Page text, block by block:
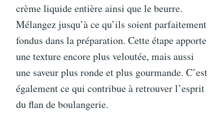
crème liquide entière ainsi que le beurre.
Mélangez jusqu’à ce qu’ils soient parfaitement
fondus dans la préparation. Cette étape apporte
une texture encore plus veloutée, mais aussi
une saveur plus ronde et plus gourmande. C’est
également ce qui contribue à retrouver l’esprit
du flan de boulangerie.